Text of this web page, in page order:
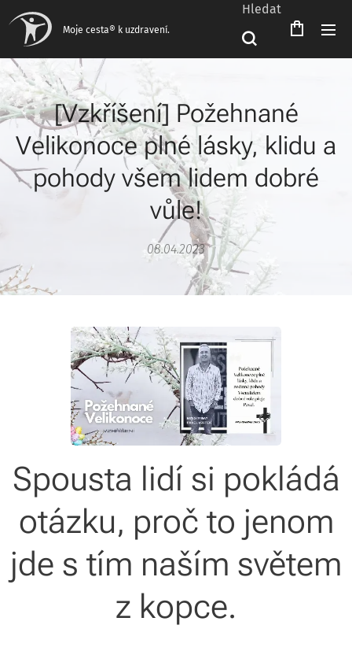
Moje cesta® k uzdravení.
Hledat
[Vzkříšení] Požehnané
Velikonoce plné lásky, klidu a
pohody všem lidem dobré
vůle!
08.04.2023
Spousta lidí si pokládá
otázku, proč to jenom
jde s tím naším světem
z kopce.